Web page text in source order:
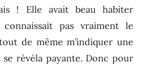
! Elle avait beau habiter
pas vraiment le
de même m’indiquer une
révéla payante. Donc pour